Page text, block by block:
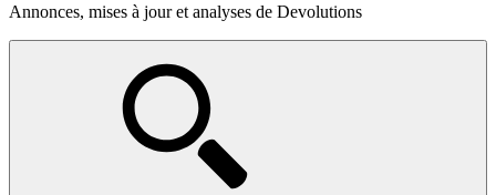
Annonces, mises à jour et analyses de Devolutions